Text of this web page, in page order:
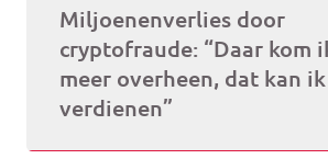
Miljoenenverlies door
cryptofraude: “Daar kom
meer overheen, dat kan
verdienen”